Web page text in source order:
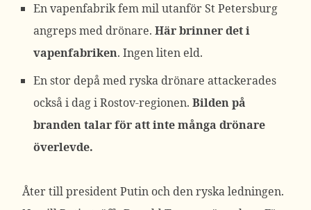
En vapenfabrik fem mil utanför St Petersburg
angreps med drönare. Här brinner det i
vapenfabriken. Ingen liten eld.
En stor depå med ryska drönare attackerades
också i dag i Rostov-regionen. Bilden på
branden talar för att inte många drönare
överlevde.
Åter till president Putin och den ryska ledningen.